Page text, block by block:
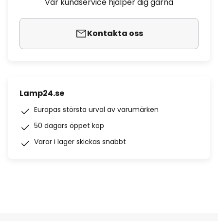
Kontakta oss
Lamp24.se
Europas största urval av varumärken
50 dagars öppet köp
Varor i lager skickas snabbt